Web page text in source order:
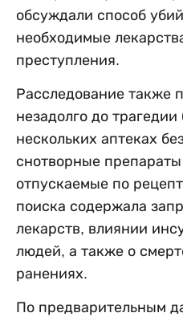
обсуждали способ
необходимые
преступления.
Расследование также
незадолго до
нескольких аптеках
снотворные
отпускаемые по
поиска содержала
лекарств, влиянии
людей, а также о
ранениях.
По предварительным